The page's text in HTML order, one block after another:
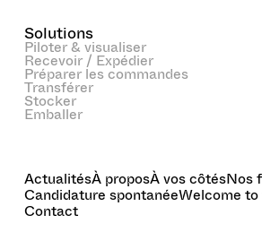
Solutions
Piloter & visualiser
Recevoir / Expédier
Préparer les commandes
Transférer
Stocker
Emballer
ActualitésÀ proposÀ vos côtésNos
Candidature spontanéeWelcome to
Contact